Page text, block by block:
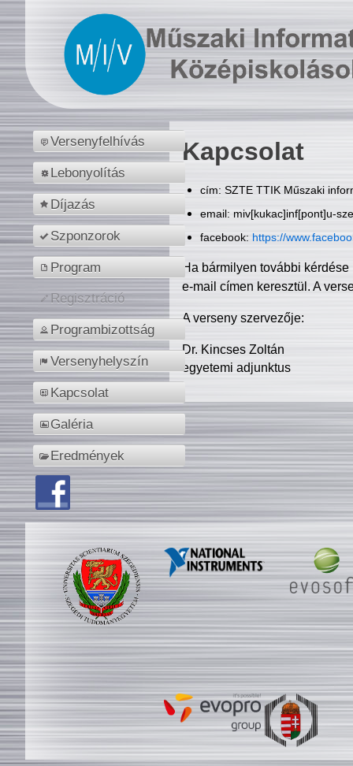
Versenyfelhívás
Lebonyolítás
Díjazás
Szponzorok
Program
Regisztráció
Programbizottság
Versenyhelyszín
Kapcsolat
Galéria
Eredmények
Kapcsolat
cím: SZTE TTIK Műszaki
email: miv[kukac]inf[pont]u-
facebook: https://
Ha bármilyen további
e-mail címen keresztül. A
A verseny szervezője:
Dr. Kincses Zoltán
egyetemi adjunktus